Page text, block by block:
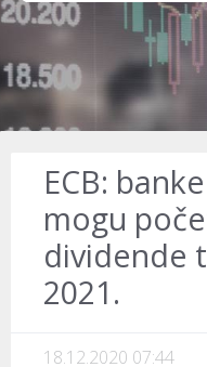
ECB:
mogu
dividende
2021.
18.12.2020 07:44